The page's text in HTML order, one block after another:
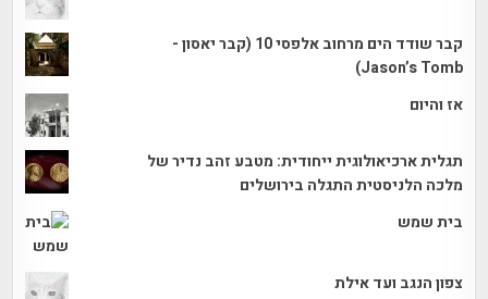
קבר שודד הים מרחוב אלפסי 10 (קבר יאסון -
Jason’s Tomb)
אז והיום
תגלית ארכיאולוגית ייחודית: מטבע זהב נדיר של
מלכה הלניסטית התגלה בירושלים
בית שמש
צפון הנגב ועד אילת